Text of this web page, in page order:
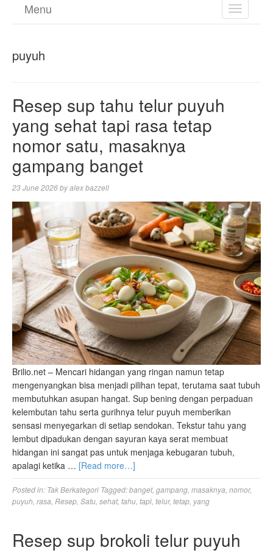
TOGGLE
Menu
puyuh
Resep sup tahu telur puyuh
yang sehat tapi rasa tetap
nomor satu, masaknya
gampang banget
23 June 2026byalex bazzell
Brilio.net – Mencari hidangan yang ringan namun tetap
mengenyangkan bisa menjadi pilihan tepat, terutama saat tubuh
membutuhkan asupan hangat. Sup bening dengan perpaduan
kelembutan tahu serta gurihnya telur puyuh memberikan
sensasi menyegarkan di setiap sendokan. Tekstur tahu yang
lembut dipadukan dengan sayuran kaya serat membuat
hidangan ini sangat pas untuk menjaga kebugaran tubuh,
apalagi ketika … [Read more…]
Posted in: Tak Berkategori Tagged:banget, gampang masaknya nomor,
puyuh rasa Resep Satu sehat, tahu tapi telur, tetap yang
Resep sup brokoli telur puyuh